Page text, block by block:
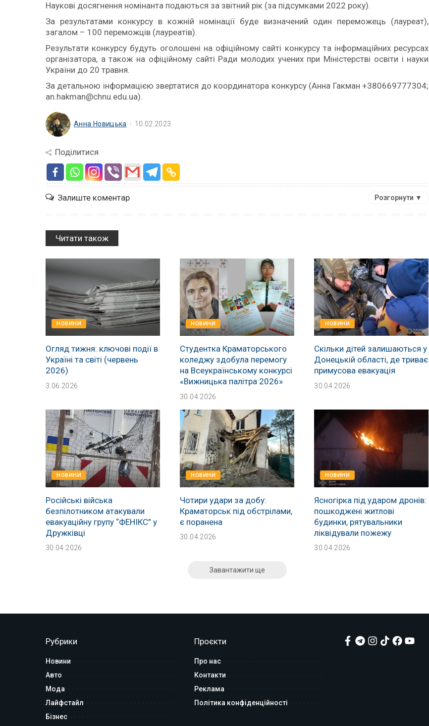
Наукові досягнення номінанта подаються за звітний рік (за підсумками 2022 року).
За результатами конкурсу в кожній номінації буде визначений один переможець (лауреат),
загалом – 100 переможців (лауреатів).
Результати конкурсу будуть оголошені на офіційному сайті конкурсу та інформаційних ресурсах
організатора, а також на офіційному сайті Ради молодих учених при Міністерстві освіти і науки
України до 20 травня.
За детальною інформацією звертатися до координатора конкурсу (Анна Гакман +380669777304;
an.hakman@chnu.edu.ua).
Анна Новицька 10.02.2023
Поділитися
Залиште коментар Розгорнути ▼
Читати також
НОВИНИ
Огляд тижня: ключові події в
Україні та світі (червень
2026)
3.06.2026
НОВИНИ
Студентка Краматорського
коледжу здобула перемогу
на Всеукраїнському конкурсі
«Вижницька палітра 2026»
30.04.2026
НОВИНИ
Скільки дітей залишаються у
Донецькій області, де триває
примусова евакуація
30.04.2026
НОВИНИ
Російські війська
безпілотником атакували
евакуаційну групу “ФЕНІКС” у
Дружківці
30.04.2026
НОВИНИ
Чотири удари за добу:
Краматорськ під обстрілами,
є поранена
30.04.2026
НОВИНИ
Ясногірка під ударом дронів:
пошкоджені житлові
будинки, рятувальники
ліквідували пожежу
30.04.2026
Завантажити ще
Рубрики
Новини
Авто
Мода
Лайфстайл
Бізнес
Проєкти
Про нас
Контакти
Реклама
Політика конфіденційності